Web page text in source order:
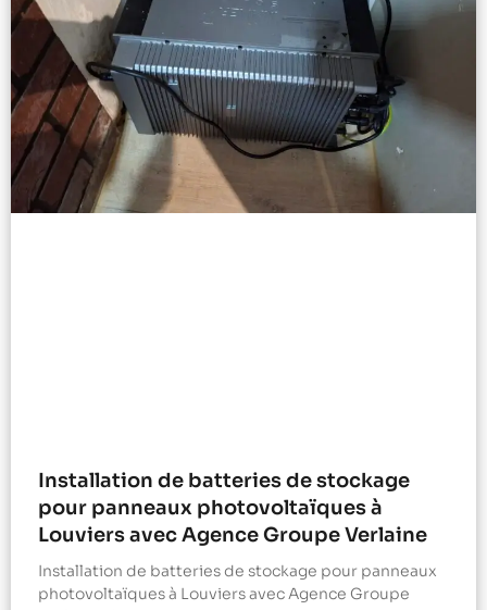
Installation de batteries de stockage
pour panneaux photovoltaïques à
Louviers avec Agence Groupe Verlaine
Installation de batteries de stockage pour panneaux
photovoltaïques à Louviers avec Agence Groupe